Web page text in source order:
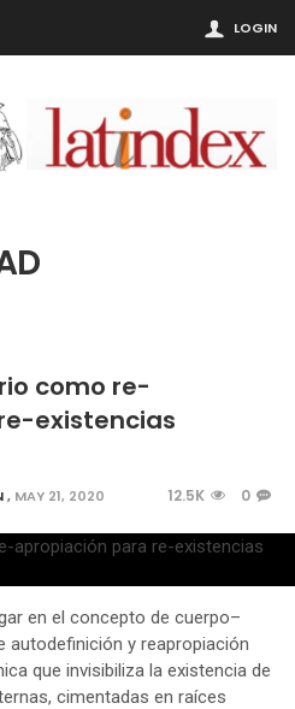
LOGIN
como re-
existencias
, MAY 21, 2020 12.5K 0
en el concepto de cuerpo–
y reapropiación
que invisibiliza la existencia de
cimentadas en raíces